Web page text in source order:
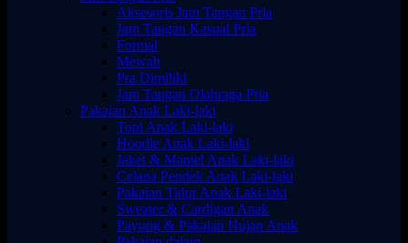
Aksesoris Jam Tangan Pria
Jam Tangan Kasual Pria
Formal
Mewah
Pra Dimiliki
Jam Tangan Olahraga Pria
Pakaian Anak Laki-laki
Topi Anak Laki-laki
Hoodie Anak Laki-laki
Jaket & Mantel Anak Laki-laki
Celana Pendek Anak Laki-laki
Pakaian Tidur Anak Laki-laki
Sweater & Cardigan Anak
Payung & Pakaian Hujan Anak